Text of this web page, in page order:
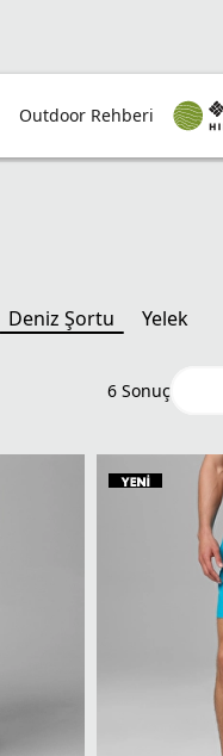
Outdoor Rehberi
Deniz Şortu Yelek
6 Sonuç